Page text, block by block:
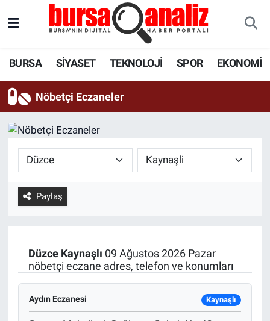
BURSA SİYASET TEKNOLOJİ SPOR EKONOMİ
Nöbetçi Eczaneler
Paylaş
Düzce Kaynaşlı 09 Ağustos 2026 Pazar
nöbetçi eczane adres, telefon ve konumları
Aydın Eczanesi Kaynaşlı
SPOR
EKONOMİ
SAĞLIK
BLOG
Süper Lig Puan Durumu ve Fikstür
Tüm Manşetler
Son Dakika Haberleri